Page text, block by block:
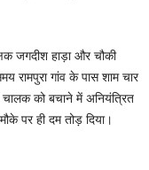
जगदीश हाड़ा और चौकी
रामपुरा गांव के पास शाम चार
को बचाने में अनियंत्रित
पर ही दम तोड़ दिया।